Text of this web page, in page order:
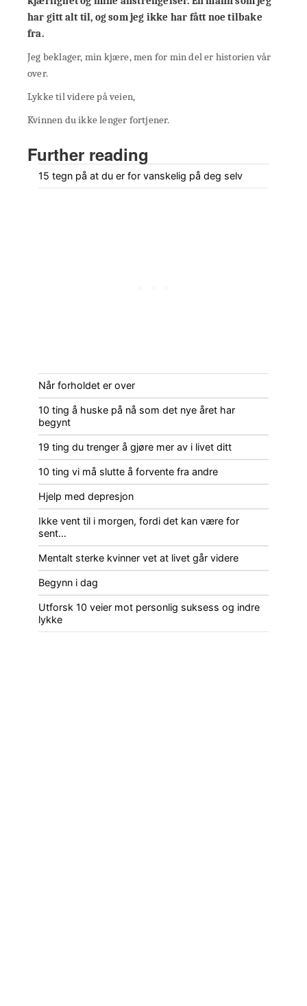
har gitt alt til, og som jeg ikke har fått noe tilbake
fra.
Jeg beklager, min kjære, men for min del er historien vår
over.
Lykke til videre på veien,
Kvinnen du ikke lenger fortjener.
Further reading
15 tegn på at du er for vanskelig på deg selv
Når forholdet er over
10 ting å huske på nå som det nye året har
begynt
19 ting du trenger å gjøre mer av i livet ditt
10 ting vi må slutte å forvente fra andre
Hjelp med depresjon
Ikke vent til i morgen, fordi det kan være for
sent…
Mentalt sterke kvinner vet at livet går videre
Begynn i dag
Utforsk 10 veier mot personlig suksess og indre
lykke